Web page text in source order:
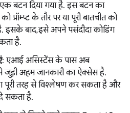
बटन दिया गया है. इस बटन का
प्रॉम्प्ट के तौर पर या पूरी बातचीत को
इसके बाद, इसे अपने पसंदीदा कोडिंग
है.
: एआई असिस्टेंस के पास अब
अहम जानकारी का ऐक्सेस है.
तरह से विश्लेषण कर सकता है और
सकता है.